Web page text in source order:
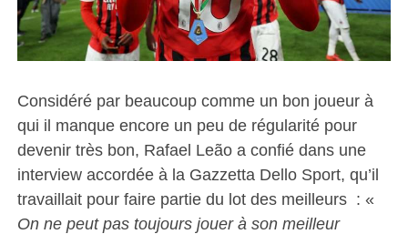
Considéré par beaucoup comme un bon joueur à
qui il manque encore un peu de régularité pour
devenir très bon, Rafael Leão a confié dans une
interview accordée à la Gazzetta Dello Sport, qu’il
travaillait pour faire partie du lot des meilleurs : «
On ne peut pas toujours jouer à son meilleur